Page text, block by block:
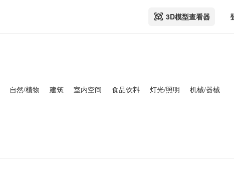
3D模型查看器
自然/植物 建筑 室内空间 食品饮料 灯光/照明 机械/器械